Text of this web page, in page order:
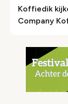
Koffiedik
Company